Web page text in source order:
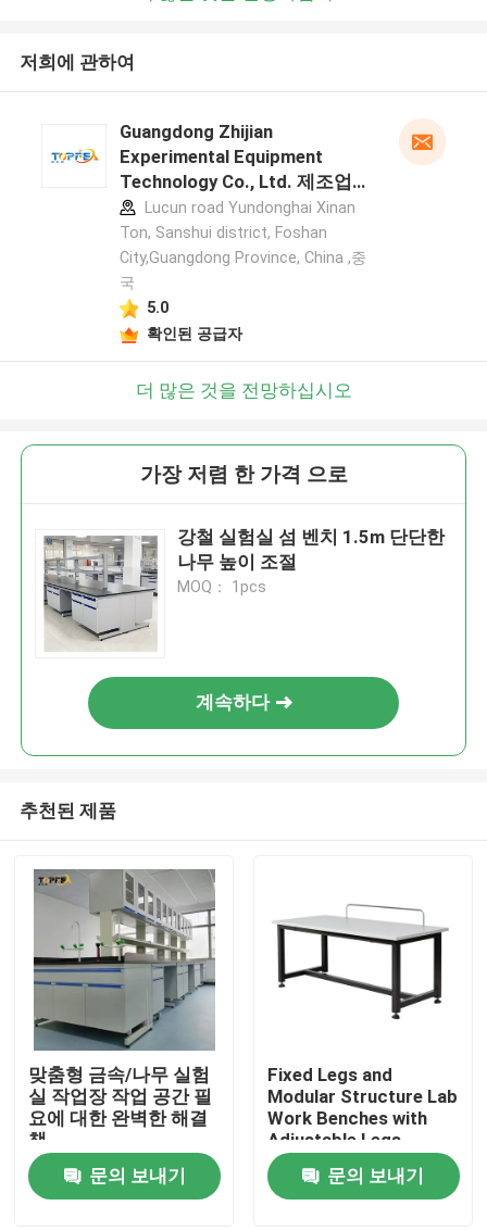
홈
저희에 관하여
Guangdong Zhijian
Experimental Equipment
Technology Co., Ltd. 제조업체
프로필Lucun road Yundonghai Xinan
Ton, Sanshui district, Foshan
City,Guangdong Province, China ,중
국
5.0
확인된 공급자
더 많은 것을 전망하십시오
가장 저렴 한 가격 으로
강철 실험실 섬 벤치 1.5m 단단한
나무 높이 조절
MOQ： 1pcs
계속하다
추천된 제품
맞춤형 금속/나무 실험
실 작업장 작업 공간 필
요에 대한 완벽한 해결
책
문의 보내기
Fixed Legs and
Modular Structure Lab
Work Benches with
Adjustable Legs
문의 보내기